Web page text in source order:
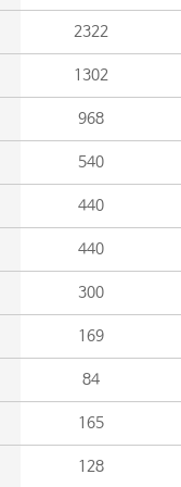
2322
1302
968
540
440
440
300
169
84
165
128